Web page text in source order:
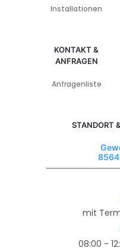
Installationen
KONTAKT &
ANFRAGEN
Anfragenliste
STANDORT
mit
08:00 -